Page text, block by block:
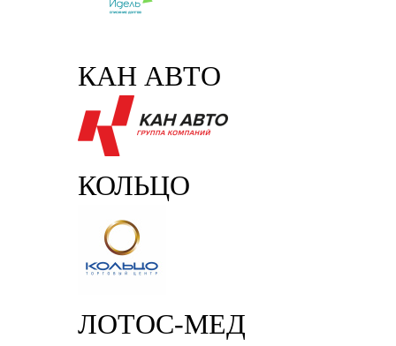
КАН АВТО
КОЛЬЦО
ЛОТОС-МЕД